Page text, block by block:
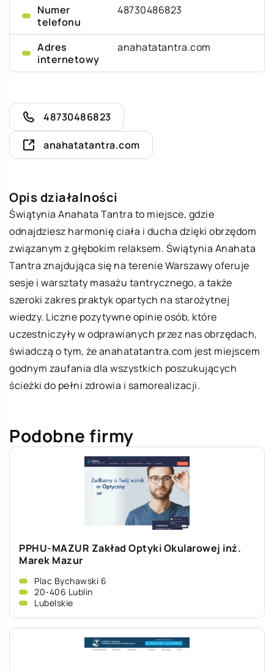
Numer
telefonu
48730486823
Adres
internetowy
anahatatantra.com
48730486823
anahatatantra.com
Opis działalności
Świątynia Anahata Tantra to miejsce, gdzie
odnajdziesz harmonię ciała i ducha dzięki obrzędom
związanym z głębokim relaksem. Świątynia Anahata
Tantra znajdująca się na terenie Warszawy oferuje
sesje i warsztaty masażu tantrycznego, a także
szeroki zakres praktyk opartych na starożytnej
wiedzy. Liczne pozytywne opinie osób, które
uczestniczyły w odprawianych przez nas obrzędach,
świadczą o tym, że anahatatantra.com jest miejscem
godnym zaufania dla wszystkich poszukujących
ścieżki do pełni zdrowia i samorealizacji.
Podobne firmy
PPHU-MAZUR Zakład Optyki Okularowej inż.
Marek Mazur
Plac Bychawski 6
20-406 Lublin
Lubelskie